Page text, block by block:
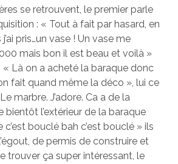
se retrouvent, le premier parle
: « Tout à fait par hasard, en
pris…un vase ! Un vase me
000 mais bon il est beau et voilà »
« Là on a acheté la baraque donc
fait quand même la déco », lui ce
marbre. J’adore. Ca a de la
bientôt l’extérieur de la baraque
bouclé bah c’est bouclé » ils
de permis de construire et
trouver ça super intéressant, le